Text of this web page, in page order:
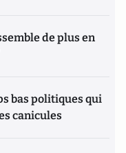
de plus en
bas politiques qui
canicules